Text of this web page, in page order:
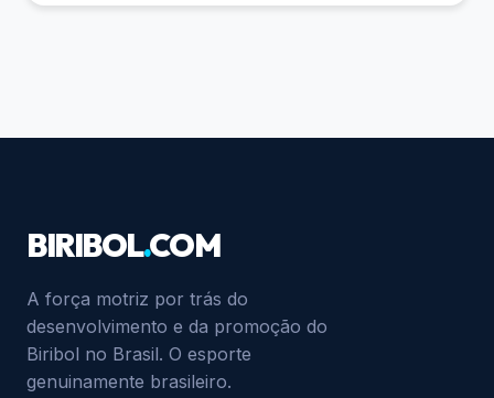
BIRIBOL.COM
A força motriz por trás do
desenvolvimento e da promoção do
Biribol no Brasil. O esporte
genuinamente brasileiro.